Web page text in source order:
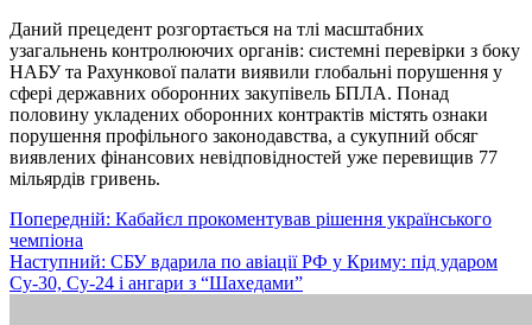
Даний прецедент розгортається на тлі масштабних
узагальнень контролюючих органів: системні перевірки з боку
НАБУ та Рахункової палати виявили глобальні порушення у
сфері державних оборонних закупівель БПЛА. Понад
половину укладених оборонних контрактів містять ознаки
порушення профільного законодавства, а сукупний обсяг
виявлених фінансових невідповідностей уже перевищив 77
мільярдів гривень.
Навігація
записів
Попередній: Кабайєл прокоментував рішення українського
чемпіона
Наступний: СБУ вдарила по авіації РФ у Криму: під ударом
Су-30, Су-24 і ангари з “Шахедами”